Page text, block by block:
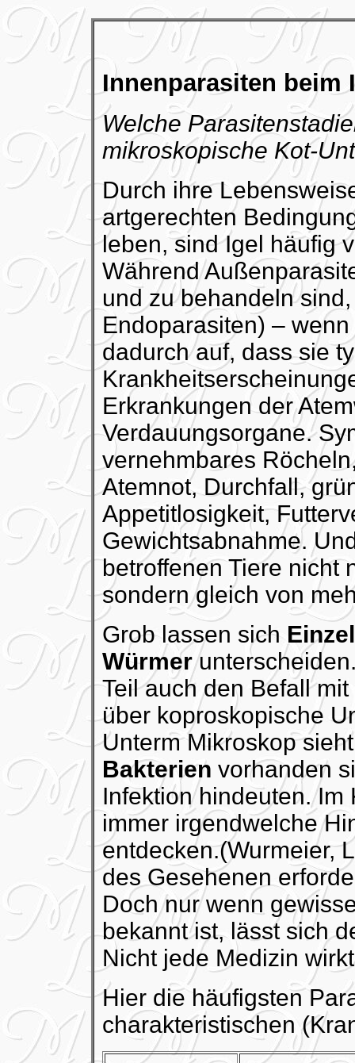
Innenparasiten beim
Welche
mikroskopische Kot-
Durch ihre
artgerechten
leben, sind Igel häufig
Während
und zu behandeln
Endoparasiten) –
dadurch auf, dass sie
Erkrankungen der
Verdauungsorgane.
vernehmbares
Atemnot, Durchfall,
Appetitlosigkeit,
Gewichtsabnahme.
betroffenen Tiere nicht
sondern gleich von
Grob lassen sich
Würmer
Teil auch den Befall mit
über koproskopische
Unterm Mikroskop
Bakterien vorhanden
Infektion hindeuten.
immer irgendwelche
entdecken.(Wurmeier,
des Gesehenen
Doch nur wenn
bekannt ist, lässt sich
Nicht jede Medizin
Hier die häufigsten
charakteristischen